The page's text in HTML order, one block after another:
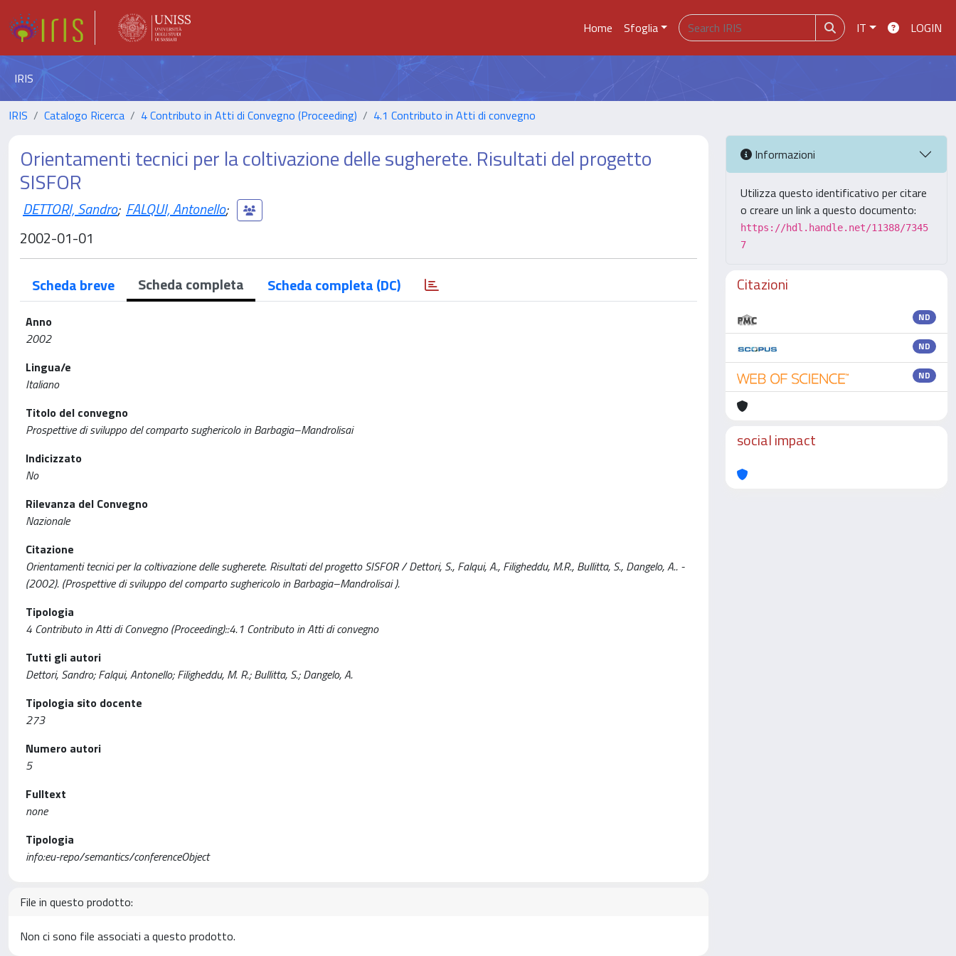
Home Sfoglia IT LOGIN
IRIS
IRIS Catalogo Ricerca 4 Contributo in Atti di Convegno (Proceeding) 4.1 Contributo in Atti di convegno
Orientamenti tecnici per la coltivazione delle sugherete. Risultati del progetto
SISFOR
DETTORI, Sandro; FALQUI, Antonello;
2002-01-01
Scheda breve Scheda completa Scheda completa (DC)
Anno
2002
Lingua/e
Italiano
Titolo del convegno
Prospettive di sviluppo del comparto sughericolo in Barbagia–Mandrolisai
Indicizzato
No
Rilevanza del Convegno
Nazionale
Citazione
Orientamenti tecnici per la coltivazione delle sugherete. Risultati del progetto SISFOR / Dettori, S., Falqui, A., Filigheddu, M.R., Bullitta, S., Dangelo, A.. -
(2002). (Prospettive di sviluppo del comparto sughericolo in Barbagia–Mandrolisai ).
Tipologia
4 Contributo in Atti di Convegno (Proceeding)::4.1 Contributo in Atti di convegno
Tutti gli autori
Dettori, Sandro; Falqui, Antonello; Filigheddu, M. R.; Bullitta, S.; Dangelo, A.
Tipologia sito docente
273
Numero autori
5
Fulltext
none
Tipologia
info:eu-repo/semantics/conferenceObject
File in questo prodotto:
Non ci sono file associati a questo prodotto.
Informazioni
Utilizza questo identificativo per citare
o creare un link a questo documento:
https://hdl.handle.net/11388/7345
7
Citazioni
ND
ND
ND
social impact